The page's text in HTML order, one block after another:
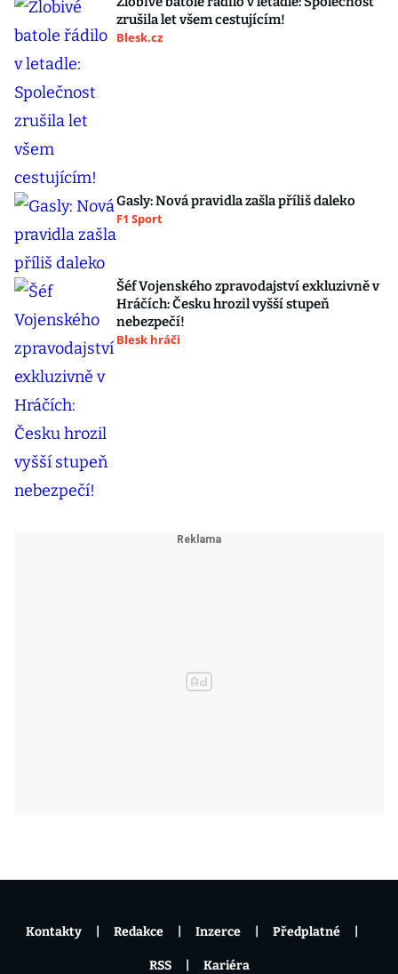
zrušila let všem cestujícím!
Blesk.cz
Gasly: Nová pravidla zašla příliš daleko
F1 Sport
Šéf Vojenského zpravodajství exkluzivně v
Hráčích: Česku hrozil vyšší stupeň
nebezpečí!
Blesk hráči
Kontakty Redakce Inzerce Předplatné
RSS Kariéra